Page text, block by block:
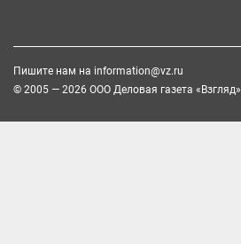
Пишите нам на information@vz.ru
© 2005 — 2026 ООО Деловая газета «Взгляд»